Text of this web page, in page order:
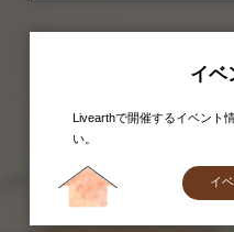
イベ
Livearthで開催するイベント
い。
イ